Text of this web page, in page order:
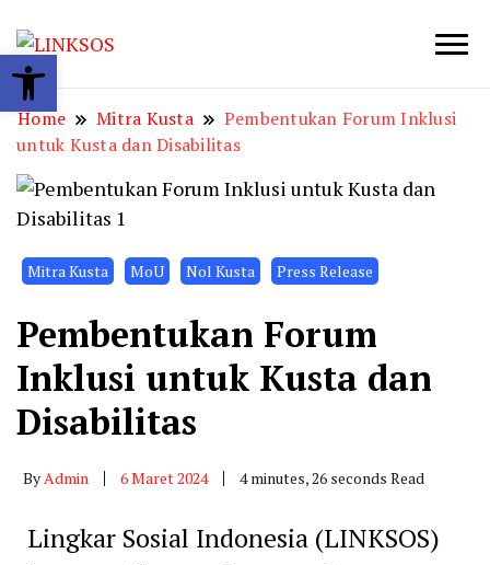
Home Mitra Kusta
Pembentukan Forum Inklusi
untuk Kusta dan Disabilitas
Mitra Kusta MoU Nol Kusta Press Release
Pembentukan Forum
Inklusi untuk Kusta dan
Disabilitas
ByAdmin 6 Maret 2024 4 minutes, 26 seconds Read
Lingkar Sosial Indonesia (LINKSOS)
Open toolbar